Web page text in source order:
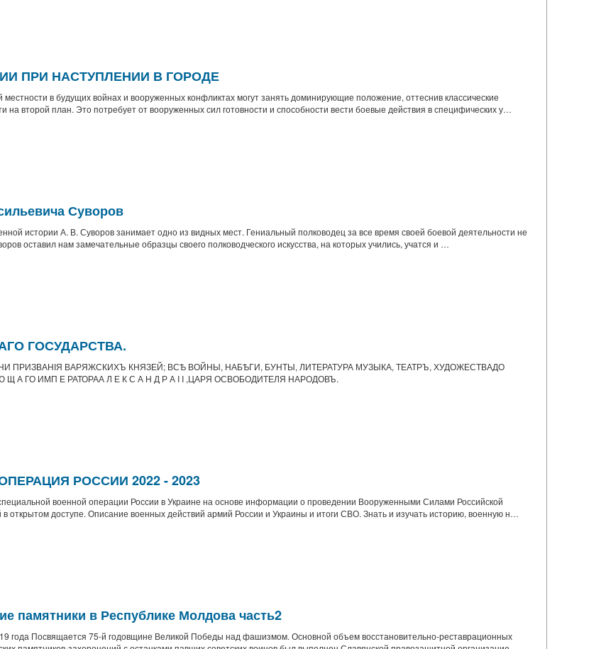
ПРИ НАСТУПЛЕНИИ В ГОРОДЕ
в будущих войнах и вооруженных конфликтах могут занять доминирующие положение, оттеснив классические
на второй план. Это потребует от вооруженных сил готовности и способности вести боевые действия в специфических у…
Суворов
истории А. В. Суворов занимает одно из видных мест. Гениальный полководец за все время своей боевой деятельности не
оставил нам замечательные образцы своего полководческого искусства, на которых учились, учатся и …
ГОСУДАРСТВА.
ПРИЗВАНІЯ ВАРЯЖ­СКИХЪ КНЯЗЕЙ; ВСѢ ВОЙНЫ, НАБѢГИ, БУНТЫ, ЛИТЕРАТУРА МУЗЫКА, ТЕАТРЪ, ХУДОЖЕСТВАДО
А ГО ИМП Е РАТОРАА Л Е К С А Н Д Р А I I ,ЦАРЯ ОСВОБОДИТЕЛЯ НАРОДОВЪ.
РОССИИ 2022 - 2023
военной операции России в Украине на основе информации о проведении Вооруженными Силами Российской
открытом доступе. Описание военных действий армий России и Украины и итоги СВО. Знать и изучать историю, военную н…
памятники в Республике Молдова часть2
года Посвящается 75-й годовщине Великой Победы над фашизмом. Основной объем восстановительно-реставрационных